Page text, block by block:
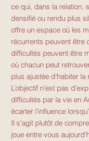
ce qui, dans la relation,
densifié ou rendu plus
offre un espace où les
récurrents peuvent être
difficultés peuvent être
où chacun peut
plus ajustée d’habiter la
L’objectif n’est pas
difficultés par la vie en
écarter l’influence
Il s’agit plutôt de
joue entre vous